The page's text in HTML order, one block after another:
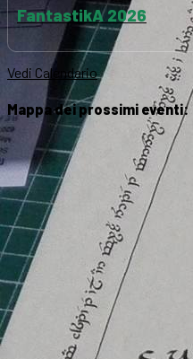
FantastikA 2026
Vedi Calendario
Mappa dei prossimi eventi: